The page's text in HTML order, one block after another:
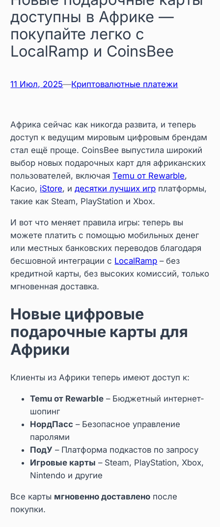
доступны в Африке —
покупайте легко с
LocalRamp и CoinsBee
11 Июл, 2025—Криптовалютные платежи
Африка сейчас как никогда развита, и теперь
доступ к ведущим мировым цифровым брендам
стал ещё проще. CoinsBee выпустила широкий
выбор новых подарочных карт для африканских
пользователей, включаяTemu от Rewarble,
Касио, iStore, идесятки лучших игр платформы,
такие как Steam, PlayStation и Xbox.
И вот что меняет правила игры: теперь вы
можете платить с помощью мобильных денег
или местных банковских переводов благодаря
бесшовной интеграции с LocalRamp – без
кредитной карты, без высоких комиссий, только
мгновенная доставка.
Новые цифровые
подарочные карты для
Африки
Клиенты из Африки теперь имеют доступ к:
Temu от Rewarble – Бюджетный интернет-
шопинг
НордПасс – Безопасное управление
паролями
ПодУ – Платформа подкастов по запросу
Игровые карты – Steam, PlayStation, Xbox,
Nintendo и другие
Все карты мгновенно доставлено после
покупки.